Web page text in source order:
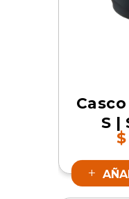
S |
$